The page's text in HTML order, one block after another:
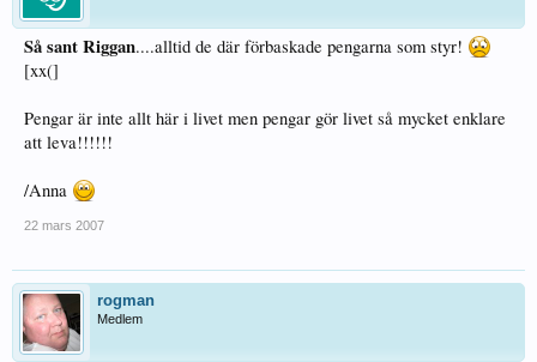
Så sant Riggan....alltid de där förbaskade pengarna som styr!
[xx(]
Pengar är inte allt här i livet men pengar gör livet så mycket enklare
att leva!!!!!!
/Anna
22 mars 2007
rogman
Medlem